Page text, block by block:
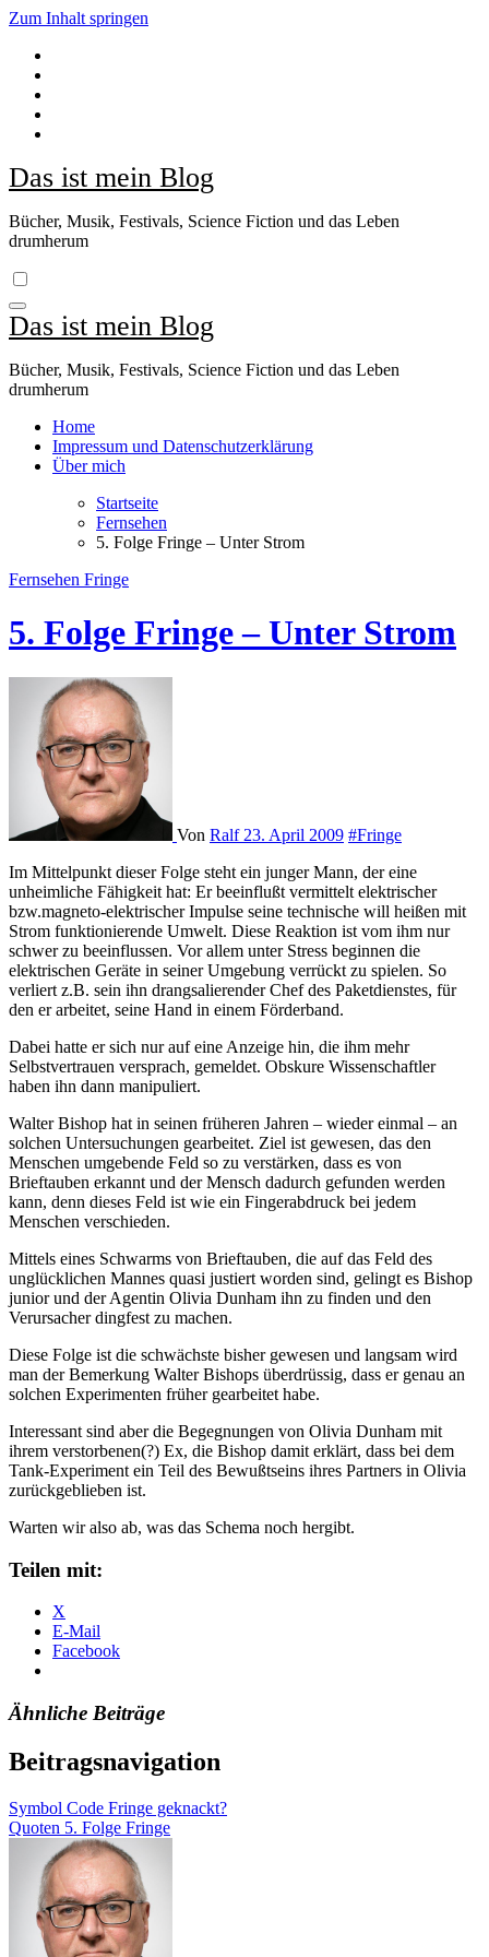
Zum Inhalt springen
Das ist mein Blog
Bücher, Musik, Festivals, Science Fiction und das Leben
drumherum
Das ist mein Blog
Bücher, Musik, Festivals, Science Fiction und das Leben
drumherum
Home
Impressum und Datenschutzerklärung
Über mich
Startseite
Fernsehen
5. Folge Fringe – Unter Strom
Fernsehen Fringe
5. Folge Fringe – Unter Strom
Von Ralf 23. April 2009 #Fringe
Im Mittelpunkt dieser Folge steht ein junger Mann, der eine
unheimliche Fähigkeit hat: Er beeinflußt vermittelt elektrischer
bzw.magneto-elektrischer Impulse seine technische will heißen mit
Strom funktionierende Umwelt. Diese Reaktion ist vom ihm nur
schwer zu beeinflussen. Vor allem unter Stress beginnen die
elektrischen Geräte in seiner Umgebung verrückt zu spielen. So
verliert z.B. sein ihn drangsalierender Chef des Paketdienstes, für
den er arbeitet, seine Hand in einem Förderband.
Dabei hatte er sich nur auf eine Anzeige hin, die ihm mehr
Selbstvertrauen versprach, gemeldet. Obskure Wissenschaftler
haben ihn dann manipuliert.
Walter Bishop hat in seinen früheren Jahren – wieder einmal – an
solchen Untersuchungen gearbeitet. Ziel ist gewesen, das den
Menschen umgebende Feld so zu verstärken, dass es von
Brieftauben erkannt und der Mensch dadurch gefunden werden
kann, denn dieses Feld ist wie ein Fingerabdruck bei jedem
Menschen verschieden.
Mittels eines Schwarms von Brieftauben, die auf das Feld des
unglücklichen Mannes quasi justiert worden sind, gelingt es Bishop
junior und der Agentin Olivia Dunham ihn zu finden und den
Verursacher dingfest zu machen.
Diese Folge ist die schwächste bisher gewesen und langsam wird
man der Bemerkung Walter Bishops überdrüssig, dass er genau an
solchen Experimenten früher gearbeitet habe.
Interessant sind aber die Begegnungen von Olivia Dunham mit
ihrem verstorbenen(?) Ex, die Bishop damit erklärt, dass bei dem
Tank-Experiment ein Teil des Bewußtseins ihres Partners in Olivia
zurückgeblieben ist.
Warten wir also ab, was das Schema noch hergibt.
Teilen mit:
X
E-Mail
Facebook
Ähnliche Beiträge
Beitragsnavigation
Symbol Code Fringe geknackt?
Quoten 5. Folge Fringe